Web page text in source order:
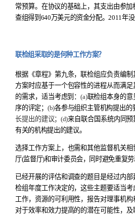
常预算。在协议的基础上，其支出由参加
查组得到 640 万美元的资金分配。2011年
联检组采取的是何种工作方案？
根据《章程》第九条，联检组应负责编
方案时应基于一个包容性的进程从而满
的需求，适当考虑到：(a)联检组本身的
序的评定； (b)各参与组织主管机构提出的
长提出的建议；(d)来自联合国系统内同
有关的机构提出的建议。
选择工作方案上，也需和其他监督机关
厅(监督厅)和审计委员会，同时避免重复劳
已经开展的评估和调查的题目是经过内
检组年度工作决定的，这些主题要适当
工作，资源的可利用性，报告对理事机构
对于效率和效力提高的的潜在可能性，